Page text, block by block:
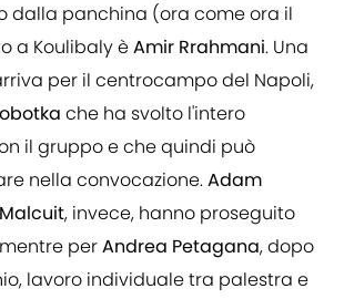
dalla panchina (ora come ora il
a Koulibaly èAmir Rrahmani. Una
per il centrocampo del Napoli,
che ha svolto l'intero
il gruppo e che quindi può
nella convocazione.Adam
Malcuit, invece, hanno proseguito
perAndrea Petagana, dopo
lavoro individuale tra palestra e